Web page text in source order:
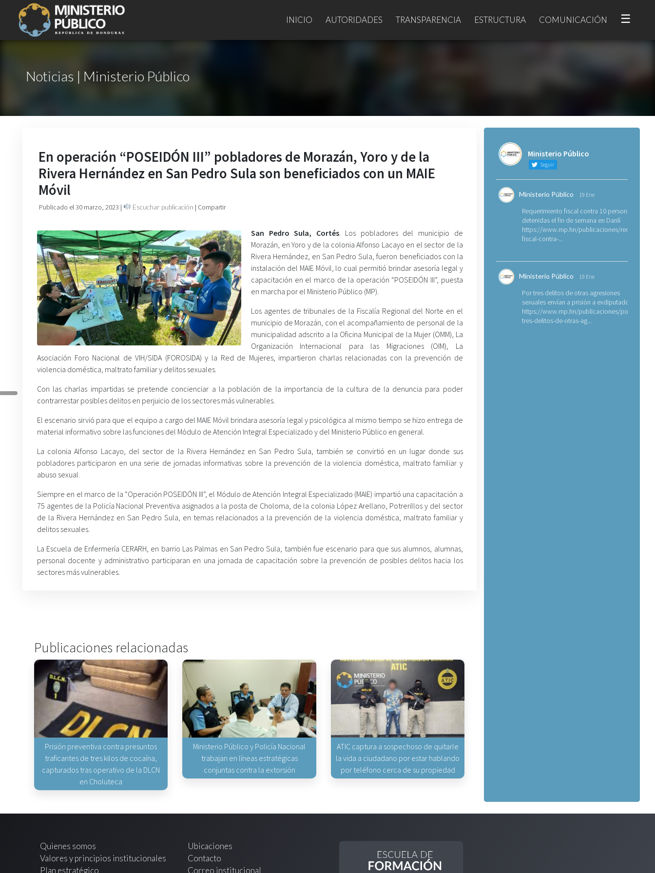
INICIO AUTORIDADES TRANSPARENCIA ESTRUCTURA COMUNICACIÓN ☰
Noticias | Ministerio Público
En operación “POSEIDÓN III” pobladores de Morazán, Yoro y de la
Rivera Hernández en San Pedro Sula son beneficiados con un MAIE
Móvil
Publicado el 30 marzo, 2023 | Escuchar publicación | Compartir
San Pedro Sula, Cortés. Los pobladores del municipio de
Morazán, en Yoro y de la colonia Alfonso Lacayo en el sector de la
Rivera Hernández, en San Pedro Sula, fueron beneficiados con la
instalación del MAIE Móvil, lo cual permitió brindar asesoría legal y
capacitación en el marco de la operación “POSEIDÓN III”, puesta
en marcha por el Ministerio Público (MP).
Los agentes de tribunales de la Fiscalía Regional del Norte en el
municipio de Morazán, con el acompañamiento de personal de la
municipalidad adscrito a la Oficina Municipal de la Mujer (OMM), La
Organización Internacional para las Migraciones (OIM), La
Asociación Foro Nacional de VIH/SIDA (FOROSIDA) y la Red de Mujeres, impartieron charlas relacionadas con la prevención de
violencia doméstica, maltrato familiar y delitos sexuales.
Con las charlas impartidas se pretende concienciar a la población de la importancia de la cultura de la denuncia para poder
contrarrestar posibles delitos en perjuicio de los sectores más vulnerables.
El escenario sirvió para que el equipo a cargo del MAIE Móvil brindara asesoría legal y psicológica al mismo tiempo se hizo entrega de
material informativo sobre las funciones del Módulo de Atención Integral Especializado y del Ministerio Público en general.
La colonia Alfonso Lacayo, del sector de la Rivera Hernández en San Pedro Sula, también se convirtió en un lugar donde sus
pobladores participaron en una serie de jornadas informativas sobre la prevención de la violencia doméstica, maltrato familiar y
abuso sexual.
Siempre en el marco de la “Operación POSEIDÓN III”, el Módulo de Atención Integral Especializado (MAIE) impartió una capacitación a
75 agentes de la Policía Nacional Preventiva asignados a la posta de Choloma, de la colonia López Arellano, Potrerillos y del sector
de la Rivera Hernández en San Pedro Sula, en temas relacionados a la prevención de la violencia doméstica, maltrato familiar y
delitos sexuales.
La Escuela de Enfermería CERARH, en barrio Las Palmas en San Pedro Sula, también fue escenario para que sus alumnos, alumnas,
personal docente y administrativo participaran en una jornada de capacitación sobre la prevención de posibles delitos hacia los
sectores más vulnerables.
Publicaciones relacionadas
Prisión preventiva contra presuntos
traficantes de tres kilos de cocaína,
capturados tras operativo de la DLCN
en Choluteca
Ministerio Público y Policía Nacional
trabajan en líneas estratégicas
conjuntas contra la extorsión
ATIC captura a sospechoso de quitarle
la vida a ciudadano por estar hablando
por teléfono cerca de su propiedad
Ministerio Público
Seguir
Ministerio Público 19 Ene
Requerimiento fiscal contra 10 personas
detenidas el fin de semana en Danlí
https://www.mp.hn/publicaciones/
fiscal-contra-...
Ministerio Público 19 Ene
Por tres delitos de otras agresiones
sexuales envían a prisión a exdiputado
https://www.mp.hn/publicaciones/por-
tres-delitos-de-otras-ag...
Quienes somos
Valores y principios institucionales
Plan estratégico
Ubicaciones
Contacto
Correo institucional